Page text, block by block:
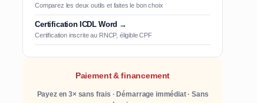
Comparez les deux outils et faites le bon choix
Certification ICDL Word →
Certification inscrite au RNCP, éligible CPF
Paiement & financement
Payez en 3× sans frais · Démarrage immédiat · Sans